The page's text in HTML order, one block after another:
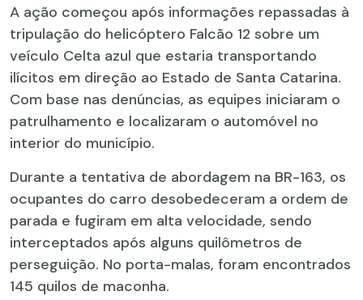
A ação começou após informações repassadas à
tripulação do helicóptero Falcão 12 sobre um
veículo Celta azul que estaria transportando
ilícitos em direção ao Estado de Santa Catarina.
Com base nas denúncias, as equipes iniciaram o
patrulhamento e localizaram o automóvel no
interior do município.
Durante a tentativa de abordagem na BR-163, os
ocupantes do carro desobedeceram a ordem de
parada e fugiram em alta velocidade, sendo
interceptados após alguns quilômetros de
perseguição. No porta-malas, foram encontrados
145 quilos de maconha.